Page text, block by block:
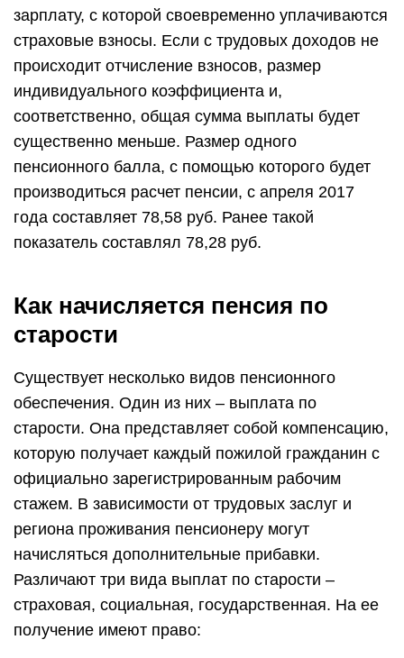
зарплату, с которой своевременно уплачиваются
страховые взносы. Если с трудовых доходов не
происходит отчисление взносов, размер
индивидуального коэффициента и,
соответственно, общая сумма выплаты будет
существенно меньше. Размер одного
пенсионного балла, с помощью которого будет
производиться расчет пенсии, с апреля 2017
года составляет 78,58 руб. Ранее такой
показатель составлял 78,28 руб.
Как начисляется пенсия по
старости
Существует несколько видов пенсионного
обеспечения. Один из них – выплата по
старости. Она представляет собой компенсацию,
которую получает каждый пожилой гражданин с
официально зарегистрированным рабочим
стажем. В зависимости от трудовых заслуг и
региона проживания пенсионеру могут
начисляться дополнительные прибавки.
Различают три вида выплат по старости –
страховая, социальная, государственная. На ее
получение имеют право: